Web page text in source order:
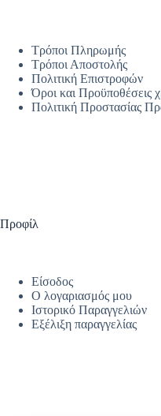
Τρόποι Πληρωμής
Τρόποι Αποστολής
Πολιτική Επιστροφών
Όροι και Προϋποθέσεις
Πολιτική Προστασίας
Προφίλ
Είσοδος
Ο λογαριασμός μου
Ιστορικό Παραγγελιών
Εξέλιξη παραγγελίας